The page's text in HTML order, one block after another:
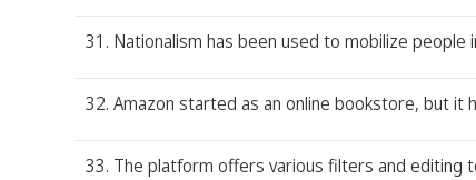
31. Nationalism has been used to mobilize people
32. Amazon started as an online bookstore, but it
33. The platform offers various filters and editing